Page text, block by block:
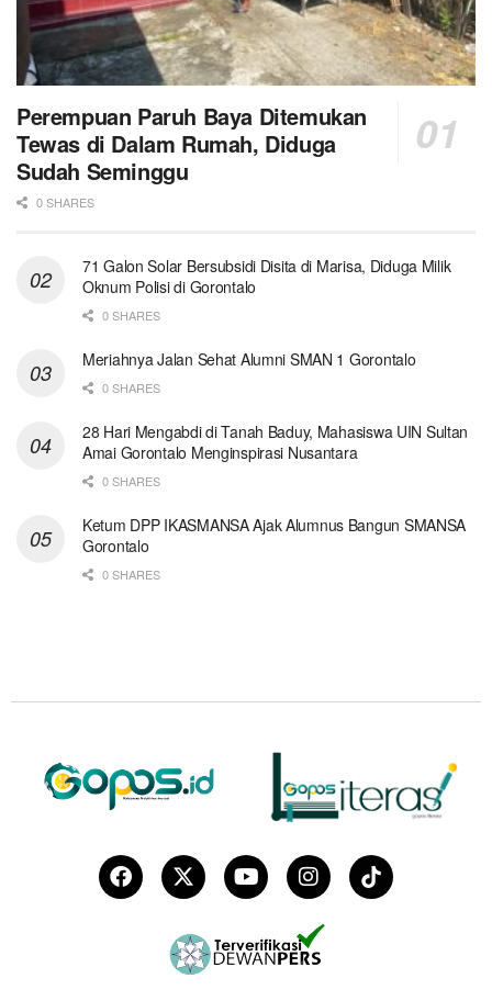
Perempuan Paruh Baya Ditemukan
Tewas di Dalam Rumah, Diduga
Sudah Seminggu
0 SHARES
71 Galon Solar Bersubsidi Disita di Marisa, Diduga Milik
Oknum Polisi di Gorontalo
0 SHARES
Meriahnya Jalan Sehat Alumni SMAN 1 Gorontalo
0 SHARES
28 Hari Mengabdi di Tanah Baduy, Mahasiswa UIN Sultan
Amai Gorontalo Menginspirasi Nusantara
0 SHARES
Ketum DPP IKASMANSA Ajak Alumnus Bangun SMANSA
Gorontalo
0 SHARES